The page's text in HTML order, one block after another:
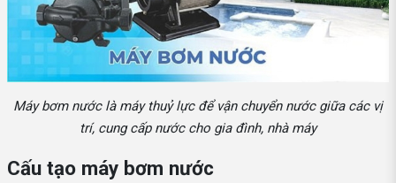
Máy bơm nước là máy thuỷ lực để vận chuyển nước giữa các vị
trí, cung cấp nước cho gia đình, nhà máy
Cấu tạo máy bơm nước